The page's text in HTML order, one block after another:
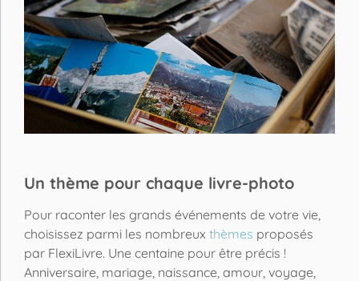
Un thème pour chaque livre-photo
Pour raconter les grands événements de votre vie,
choisissez parmi les nombreux thèmes proposés
par FlexiLivre. Une centaine pour être précis !
Anniversaire, mariage, naissance, amour, voyage,